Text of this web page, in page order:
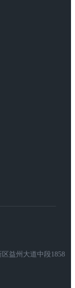
益州大道中段1858